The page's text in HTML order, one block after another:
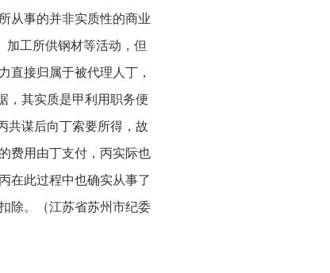
从事的并非实质性的商业
加工所供钢材等活动，但
直接归属于被代理人丁，
，其实质是甲利用职务便
共谋后向丁索要所得，故
费用由丁支付，丙实际也
在此过程中也确实从事了
除。（江苏省苏州市纪委